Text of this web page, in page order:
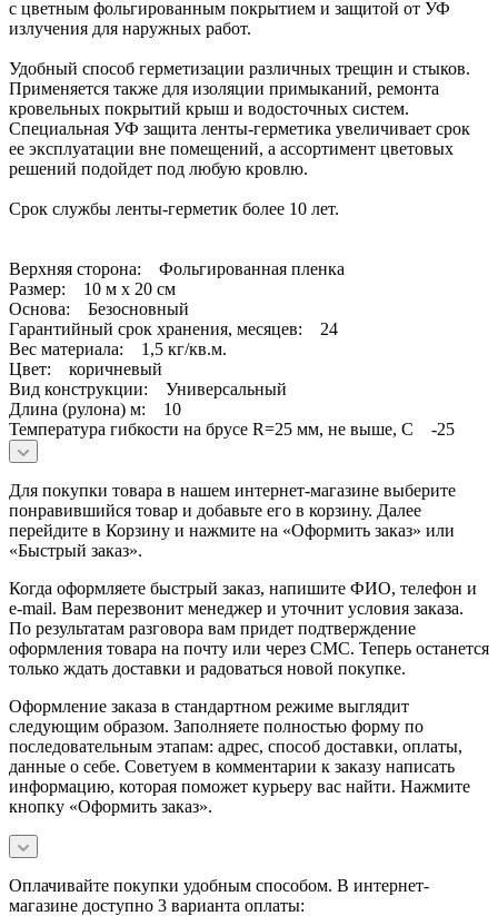
с цветным фольгированным покрытием и защитой от УФ
излучения для наружных работ.
Удобный способ герметизации различных трещин и стыков.
Применяется также для изоляции примыканий, ремонта
кровельных покрытий крыш и водосточных систем.
Специальная УФ защита ленты-герметика увеличивает срок
ее эксплуатации вне помещений, а ассортимент цветовых
решений подойдет под любую кровлю.
Срок службы ленты-герметик более 10 лет.
Верхняя сторона: Фольгированная пленка
Размер: 10 м х 20 см
Основа: Безосновный
Гарантийный срок хранения, месяцев: 24
Вес материала: 1,5 кг/кв.м.
Цвет: коричневый
Вид конструкции: Универсальный
Длина (рулона) м: 10
Температура гибкости на брусе R=25 мм, не выше, С -25
Для покупки товара в нашем интернет-магазине выберите
понравившийся товар и добавьте его в корзину. Далее
перейдите в Корзину и нажмите на «Оформить заказ» или
«Быстрый заказ».
Когда оформляете быстрый заказ, напишите ФИО, телефон и
e-mail. Вам перезвонит менеджер и уточнит условия заказа.
По результатам разговора вам придет подтверждение
оформления товара на почту или через СМС. Теперь останется
только ждать доставки и радоваться новой покупке.
Оформление заказа в стандартном режиме выглядит
следующим образом. Заполняете полностью форму по
последовательным этапам: адрес, способ доставки, оплаты,
данные о себе. Советуем в комментарии к заказу написать
информацию, которая поможет курьеру вас найти. Нажмите
кнопку «Оформить заказ».
Оплачивайте покупки удобным способом. В интернет-
магазине доступно 3 варианта оплаты: